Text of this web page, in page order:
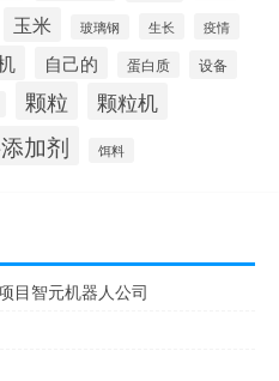
玉米 玻璃钢 生长 疫情
自己的 蛋白质 设备
颗粒 颗粒机
加剂 饵料
目智元机器人公司